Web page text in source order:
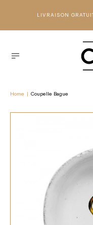
LIVRAISON
Home Coupelle Bague